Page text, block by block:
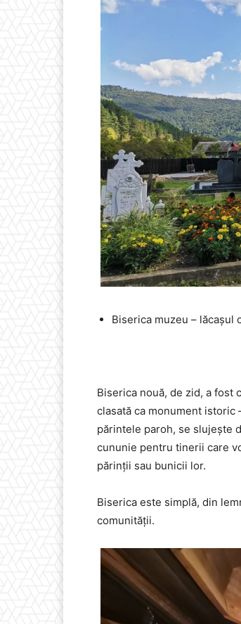
Biserica muzeu – lăcașul
Biserica nouă, de zid, a fost
clasată ca monument istoric
părintele paroh, se slujește
cununie pentru tinerii care
părinții sau bunicii lor.
Biserica este simplă, din
comunității.